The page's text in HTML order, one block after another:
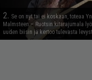
2. Se on nyt tai ei koskaan, toteaa
Malmsteen – Ruotsin kitarajumala
uuden biisin ja kertoo tulevasta